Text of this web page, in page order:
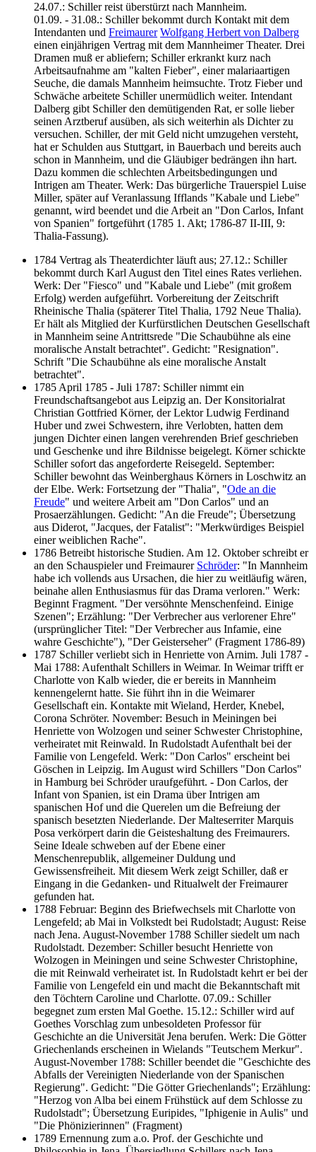
24.07.: Schiller reist überstürzt nach Mannheim.
01.09. - 31.08.: Schiller bekommt durch Kontakt mit dem
Intendanten und Freimaurer Wolfgang Herbert von Dalberg
einen einjährigen Vertrag mit dem Mannheimer Theater. Drei
Dramen muß er abliefern; Schiller erkrankt kurz nach
Arbeitsaufnahme am "kalten Fieber", einer malariaartigen
Seuche, die damals Mannheim heimsuchte. Trotz Fieber und
Schwäche arbeitete Schiller unermüdlich weiter. Intendant
Dalberg gibt Schiller den demütigenden Rat, er solle lieber
seinen Arztberuf ausüben, als sich weiterhin als Dichter zu
versuchen. Schiller, der mit Geld nicht umzugehen versteht,
hat er Schulden aus Stuttgart, in Bauerbach und bereits auch
schon in Mannheim, und die Gläubiger bedrängen ihn hart.
Dazu kommen die schlechten Arbeitsbedingungen und
Intrigen am Theater. Werk: Das bürgerliche Trauerspiel Luise
Miller, später auf Veranlassung Ifflands "Kabale und Liebe"
genannt, wird beendet und die Arbeit an "Don Carlos, Infant
von Spanien" fortgeführt (1785 1. Akt; 1786-87 II-III, 9:
Thalia-Fassung).
1784 Vertrag als Theaterdichter läuft aus; 27.12.: Schiller
bekommt durch Karl August den Titel eines Rates verliehen.
Werk: Der "Fiesco" und "Kabale und Liebe" (mit großem
Erfolg) werden aufgeführt. Vorbereitung der Zeitschrift
Rheinische Thalia (späterer Titel Thalia, 1792 Neue Thalia).
Er hält als Mitglied der Kurfürstlichen Deutschen Gesellschaft
in Mannheim seine Antrittsrede "Die Schaubühne als eine
moralische Anstalt betrachtet". Gedicht: "Resignation".
Schrift "Die Schaubühne als eine moralische Anstalt
betrachtet".
1785 April 1785 - Juli 1787: Schiller nimmt ein
Freundschaftsangebot aus Leipzig an. Der Konsitorialrat
Christian Gottfried Körner, der Lektor Ludwig Ferdinand
Huber und zwei Schwestern, ihre Verlobten, hatten dem
jungen Dichter einen langen verehrenden Brief geschrieben
und Geschenke und ihre Bildnisse beigelegt. Körner schickte
Schiller sofort das angeforderte Reisegeld. September:
Schiller bewohnt das Weinberghaus Körners in Loschwitz an
der Elbe. Werk: Fortsetzung der "Thalia", "Ode an die
Freude" und weitere Arbeit am "Don Carlos" und an
Prosaerzählungen. Gedicht: "An die Freude"; Übersetzung
aus Diderot, "Jacques, der Fatalist": "Merkwürdiges Beispiel
einer weiblichen Rache".
1786 Betreibt historische Studien. Am 12. Oktober schreibt er
an den Schauspieler und Freimaurer Schröder: "In Mannheim
habe ich vollends aus Ursachen, die hier zu weitläufig wären,
beinahe allen Enthusiasmus für das Drama verloren." Werk:
Beginnt Fragment. "Der versöhnte Menschenfeind. Einige
Szenen"; Erzählung: "Der Verbrecher aus verlorener Ehre"
(ursprünglicher Titel: "Der Verbrecher aus Infamie, eine
wahre Geschichte"), "Der Geisterseher" (Fragment 1786-89)
1787 Schiller verliebt sich in Henriette von Arnim. Juli 1787 -
Mai 1788: Aufenthalt Schillers in Weimar. In Weimar trifft er
Charlotte von Kalb wieder, die er bereits in Mannheim
kennengelernt hatte. Sie führt ihn in die Weimarer
Gesellschaft ein. Kontakte mit Wieland, Herder, Knebel,
Corona Schröter. November: Besuch in Meiningen bei
Henriette von Wolzogen und seiner Schwester Christophine,
verheiratet mit Reinwald. In Rudolstadt Aufenthalt bei der
Familie von Lengefeld. Werk: "Don Carlos" erscheint bei
Göschen in Leipzig. Im August wird Schillers "Don Carlos"
in Hamburg bei Schröder uraufgeführt. - Don Carlos, der
Infant von Spanien, ist ein Drama über Intrigen am
spanischen Hof und die Querelen um die Befreiung der
spanisch besetzten Niederlande. Der Malteserriter Marquis
Posa verkörpert darin die Geisteshaltung des Freimaurers.
Seine Ideale schweben auf der Ebene einer
Menschenrepublik, allgemeiner Duldung und
Gewissensfreiheit. Mit diesem Werk zeigt Schiller, daß er
Eingang in die Gedanken- und Ritualwelt der Freimaurer
gefunden hat.
1788 Februar: Beginn des Briefwechsels mit Charlotte von
Lengefeld; ab Mai in Volkstedt bei Rudolstadt; August: Reise
nach Jena. August-November 1788 Schiller siedelt um nach
Rudolstadt. Dezember: Schiller besucht Henriette von
Wolzogen in Meiningen und seine Schwester Christophine,
die mit Reinwald verheiratet ist. In Rudolstadt kehrt er bei der
Familie von Lengefeld ein und macht die Bekanntschaft mit
den Töchtern Caroline und Charlotte. 07.09.: Schiller
begegnet zum ersten Mal Goethe. 15.12.: Schiller wird auf
Goethes Vorschlag zum unbesoldeten Professor für
Geschichte an die Universität Jena berufen. Werk: Die Götter
Griechenlands erscheinen in Wielands "Teutschem Merkur".
August-November 1788: Schiller beendet die "Geschichte des
Abfalls der Vereinigten Niederlande von der Spanischen
Regierung". Gedicht: "Die Götter Griechenlands"; Erzählung:
"Herzog von Alba bei einem Frühstück auf dem Schlosse zu
Rudolstadt"; Übersetzung Euripides, "Iphigenie in Aulis" und
"Die Phönizierinnen" (Fragment)
1789 Ernennung zum a.o. Prof. der Geschichte und